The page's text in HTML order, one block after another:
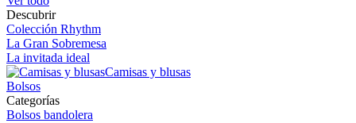
Descubrir
Colección Rhythm
La Gran Sobremesa
La invitada ideal
Camisas y blusas
Bolsos
Categorías
Bolsos bandolera